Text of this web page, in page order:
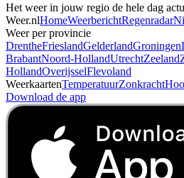
Het weer in jouw regio de hele dag
Weer.nlHomeWeerberichtRegenradar
Weer per provincie
DrentheFrieslandGelderlandGroningen
BrabantNoord-HollandUtrechtZeeland
HollandOverijsselFlevoland
WeerkaartenTemperatuurZonkracht
Download de app